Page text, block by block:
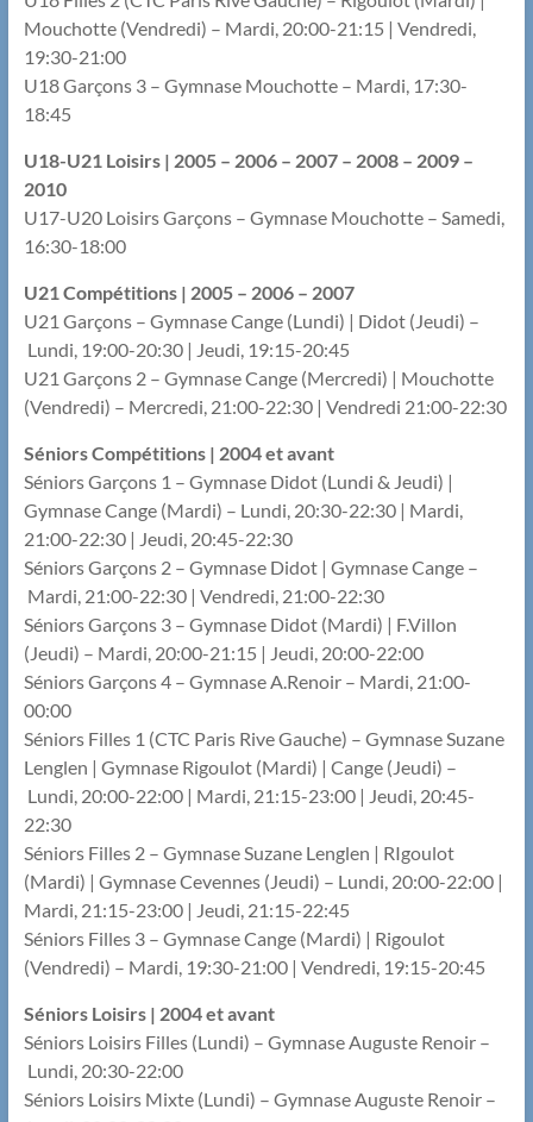
Mouchotte (Vendredi) – Mardi, 20:00-21:15 | Vendredi,
19:30-21:00
U18 Garçons 3 – Gymnase Mouchotte – Mardi, 17:30-
18:45
U18-U21 Loisirs | 2005 – 2006 – 2007 – 2008 – 2009 –
2010
U17-U20 Loisirs Garçons – Gymnase Mouchotte – Samedi,
16:30-18:00
U21 Compétitions | 2005 – 2006 – 2007
U21 Garçons – Gymnase Cange (Lundi) | Didot (Jeudi) –
Lundi, 19:00-20:30 | Jeudi, 19:15-20:45
U21 Garçons 2 – Gymnase Cange (Mercredi) | Mouchotte
(Vendredi) – Mercredi, 21:00-22:30 | Vendredi 21:00-22:30
Séniors Compétitions | 2004 et avant
Séniors Garçons 1 – Gymnase Didot (Lundi & Jeudi) |
Gymnase Cange (Mardi) – Lundi, 20:30-22:30 | Mardi,
21:00-22:30 | Jeudi, 20:45-22:30
Séniors Garçons 2 – Gymnase Didot | Gymnase Cange –
Mardi, 21:00-22:30 | Vendredi, 21:00-22:30
Séniors Garçons 3 – Gymnase Didot (Mardi) | F.Villon
(Jeudi) – Mardi, 20:00-21:15 | Jeudi, 20:00-22:00
Séniors Garçons 4 – Gymnase A.Renoir – Mardi, 21:00-
00:00
Séniors Filles 1 (CTC Paris Rive Gauche) – Gymnase Suzane
Lenglen | Gymnase Rigoulot (Mardi) | Cange (Jeudi) –
Lundi, 20:00-22:00 | Mardi, 21:15-23:00 | Jeudi, 20:45-
22:30
Séniors Filles 2 – Gymnase Suzane Lenglen | RIgoulot
(Mardi) | Gymnase Cevennes (Jeudi) – Lundi, 20:00-22:00 |
Mardi, 21:15-23:00 | Jeudi, 21:15-22:45
Séniors Filles 3 – Gymnase Cange (Mardi) | Rigoulot
(Vendredi) – Mardi, 19:30-21:00 | Vendredi, 19:15-20:45
Séniors Loisirs | 2004 et avant
Séniors Loisirs Filles (Lundi) – Gymnase Auguste Renoir –
Lundi, 20:30-22:00
Séniors Loisirs Mixte (Lundi) – Gymnase Auguste Renoir –